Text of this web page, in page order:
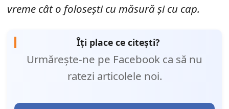
vreme cât o folosești cu măsură și cu cap.
Îți place ce citești?
Urmărește-ne pe Facebook ca să nu
ratezi articolele noi.